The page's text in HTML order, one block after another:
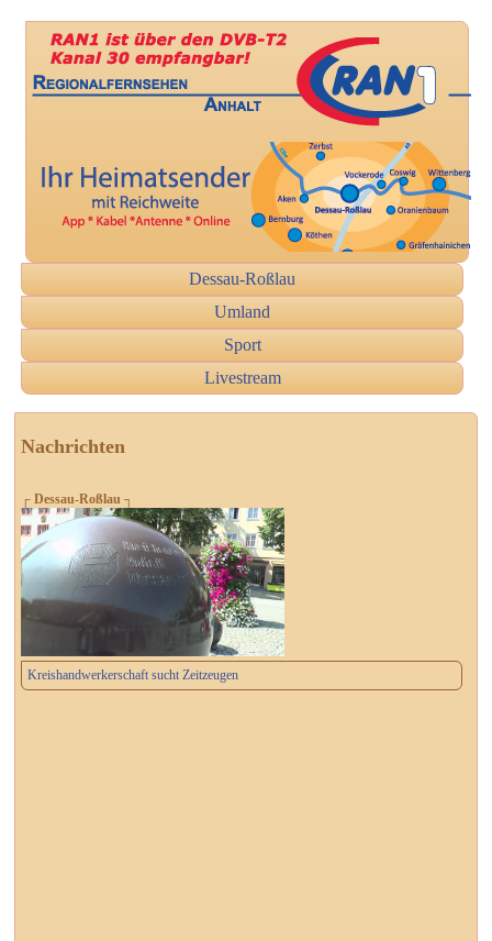
Dessau-Roßlau
Umland
Sport
Livestream
Nachrichten
┌ Dessau-Roßlau ┐
Kreishandwerkerschaft sucht Zeitzeugen